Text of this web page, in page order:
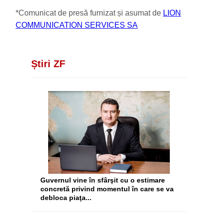
*Comunicat de presă furnizat și asumat de LION
COMMUNICATION SERVICES SA
Știri ZF
Guvernul vine în sfârşit cu o estimare
concretă privind momentul în care se va
debloca piaţa...